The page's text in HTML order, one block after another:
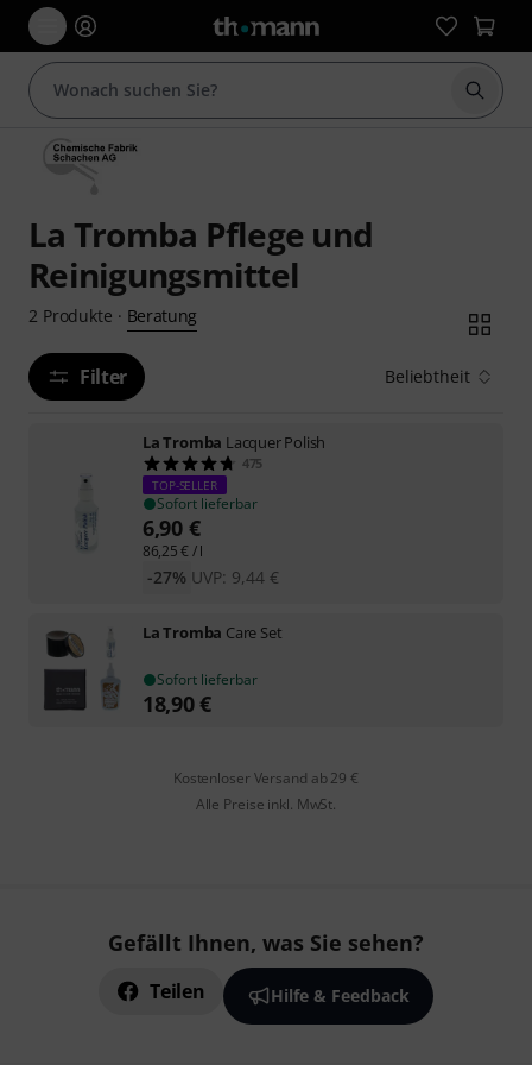
Suche
La Tromba Pflege und
Reinigungsmittel
2 Produkte · Beratung
Filter Beliebtheit
La Tromba Lacquer Polish
475
TOP-SELLER
Sofort lieferbar
6,90 €
86,25€ / l
UVP: 9,44 €
-27%
La Tromba Care Set
Sofort lieferbar
18,90€
Kostenloser Versand ab 29 €
Alle Preise inkl. MwSt.
Gefällt Ihnen, was Sie sehen?
Teilen Hilfe & Feedback